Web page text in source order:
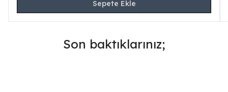
Sepete Ekle
Son baktıklarınız;